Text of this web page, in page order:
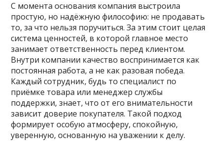
С момента основания компания выстроила
простую, но надёжную философию: не продавать
то, за что нельзя поручиться. За этим стоит целая
система ценностей, в которой главное место
занимает ответственность перед клиентом.
Внутри компании качество воспринимается как
постоянная работа, а не как разовая победа.
Каждый сотрудник, будь то специалист по
приёмке товара или менеджер службы
поддержки, знает, что от его внимательности
зависит доверие покупателя. Такой подход
формирует особую атмосферу, спокойную,
уверенную, основанную на уважении к делу.